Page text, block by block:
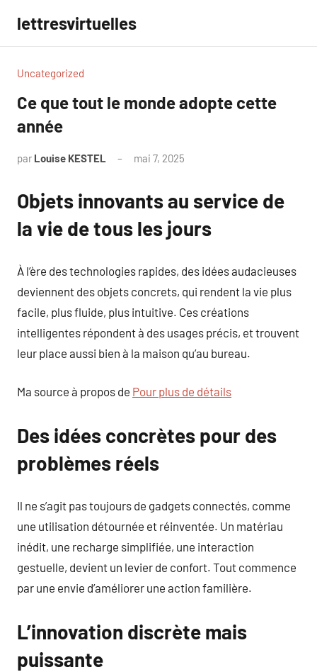
contenu
lettresvirtuelles
Uncategorized
Ce que tout le monde adopte cette
année
par Louise KESTEL mai 7, 2025
Objets innovants au service de
la vie de tous les jours
À l’ère des technologies rapides, des idées audacieuses
deviennent des objets concrets, qui rendent la vie plus
facile, plus fluide, plus intuitive. Ces créations
intelligentes répondent à des usages précis, et trouvent
leur place aussi bien à la maison qu’au bureau.
Ma source à propos de Pour plus de détails
Des idées concrètes pour des
problèmes réels
Il ne s’agit pas toujours de gadgets connectés, comme
une utilisation détournée et réinventée. Un matériau
inédit, une recharge simplifiée, une interaction
gestuelle, devient un levier de confort. Tout commence
par une envie d’améliorer une action familière.
L’innovation discrète mais
puissante